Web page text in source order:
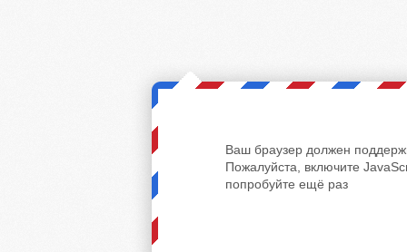
Ваш браузер должен
Пожалуйста, включите
попробуйте ещё раз